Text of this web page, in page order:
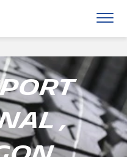
,